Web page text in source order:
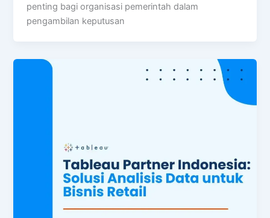
penting bagi organisasi pemerintah dalam
pengambilan keputusan